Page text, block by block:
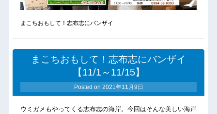
まこちおもして！志布志にバンザイ
まこちおもして！志布志にバンザイ
【11/1～11/15】
Posted on 2021年11月9日
ウミガメもやってくる志布志の海岸。今回はそんな美しい海岸